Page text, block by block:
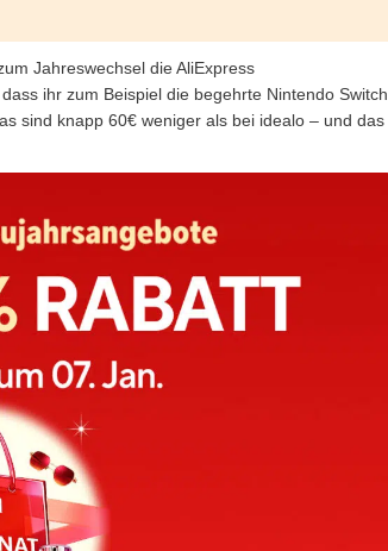
Jahreswechsel die AliExpress
ihr zum Beispiel die begehrte Nintendo Switch
sind knapp 60€ weniger als bei idealo – und das